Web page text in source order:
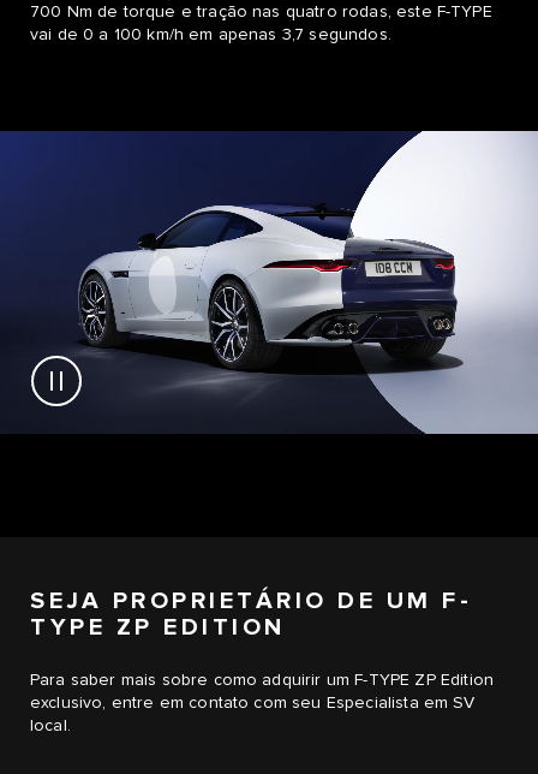
700 Nm de torque e tração nas quatro rodas, este F-TYPE
vai de 0 a 100 km/h em apenas 3,7 segundos.
SEJA PROPRIETÁRIO DE UM F-
TYPE ZP EDITION
Para saber mais sobre como adquirir um F-TYPE ZP Edition
exclusivo, entre em contato com seu Especialista em SV
local.